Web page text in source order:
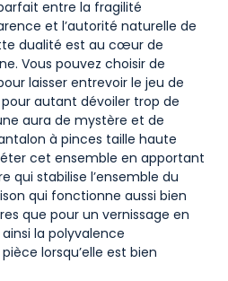
entre la fragilité
et l’autorité naturelle de
dualité est au cœur de
Vous pouvez choisir de
laisser entrevoir le jeu de
autant dévoiler trop de
aura de mystère et de
à pinces taille haute
cet ensemble en apportant
qui stabilise l’ensemble du
qui fonctionne aussi bien
que pour un vernissage en
la polyvalence
lorsqu’elle est bien